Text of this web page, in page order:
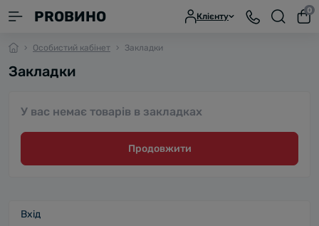
PROВИНО Клієнту
0
Особистий кабінет Закладки
Закладки
У вас немає товарів в закладках
Продовжити
Вхід